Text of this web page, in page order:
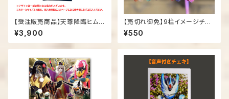
【受注販売商品】天尊降臨ヒムカ
イザー「15周年記念Tシャツ」
¥3,900
【売切れ御免】9柱イメージチャ
ーム付き光るブレスレット
¥550